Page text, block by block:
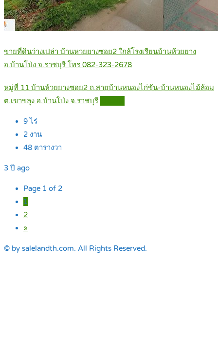
ขายที่ดินว่างเปล่า บ้านหวยยางซอย2 ใกล้โรงเรียนบ้านห้วยยาง
อ.บ้านโป่ง จ.ราชบุรี โทร 082-323-2678
หมู่ที่ 11 บ้านห้วยยางซอย2 ถ.สายบ้านหนองไก่ขัน-บ้านหนองไม้ล้อม
ต.เขาขลุง อ.บ้านโป่ง จ.ราชบุรี
9ไร่
2 งาน
48 ตารางวา
3 ปี ago
Page 1 of 2
1
2
»
© by salelandth.com. All Rights Reserved.